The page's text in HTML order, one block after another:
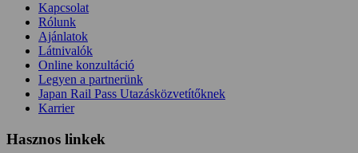
Kapcsolat
Rólunk
Ajánlatok
Látnivalók
Online konzultáció
Legyen a partnerünk
Japan Rail Pass Utazásközvetítőknek
Karrier
Hasznos linkek